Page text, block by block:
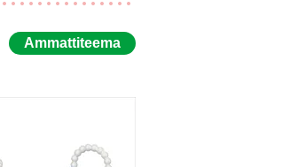
Ammattiteema